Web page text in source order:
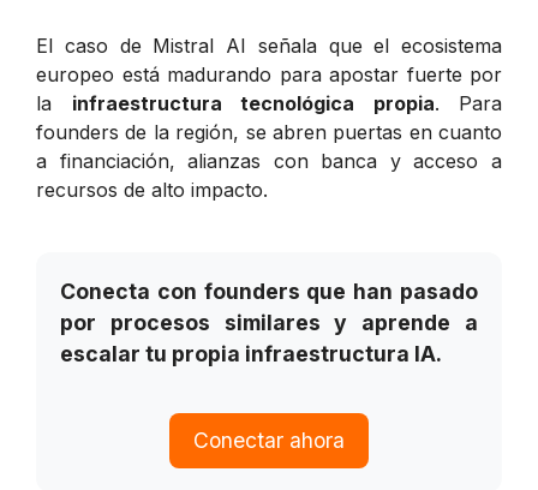
El caso de Mistral AI señala que el ecosistema
europeo está madurando para apostar fuerte por
la infraestructura tecnológica propia. Para
founders de la región, se abren puertas en cuanto
a financiación, alianzas con banca y acceso a
recursos de alto impacto.
Conecta con founders que han pasado
por procesos similares y aprende a
escalar tu propia infraestructura IA.
Conectar ahora